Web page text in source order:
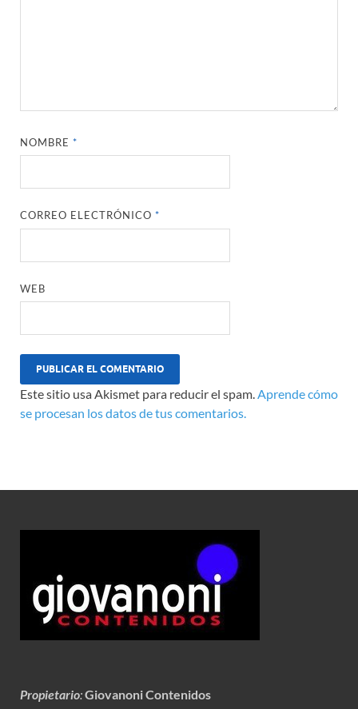
NOMBRE*
CORREO ELECTRÓNICO*
WEB
Este sitio usa Akismet para reducir el spam.Aprende cómo
se procesan los datos de tus comentarios.
Propietario:Giovanoni Contenidos